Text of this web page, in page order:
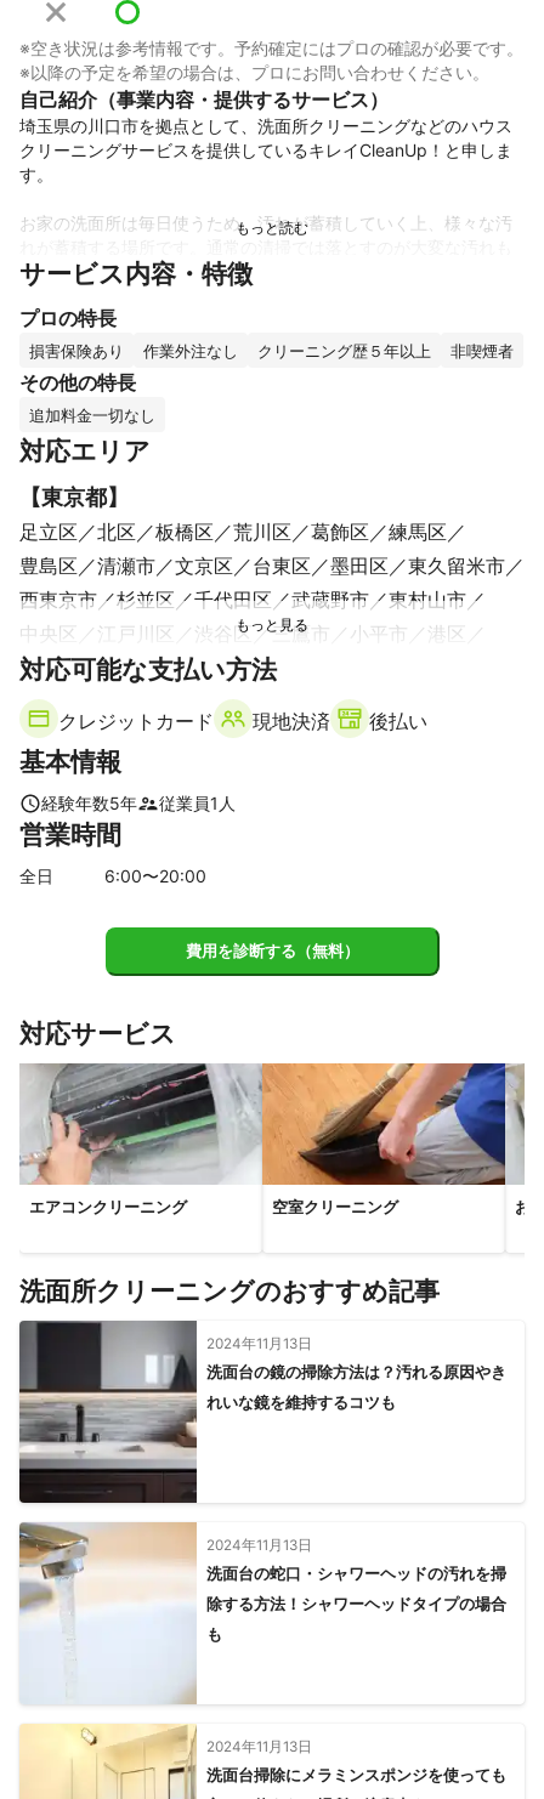
※空き状況は参考情報です。予約確定にはプロの確認が必要です。
※以降の予定を希望の場合は、プロにお問い合わせください。
自己紹介（事業内容・提供するサービス）
埼玉県の川口市を拠点として、洗面所クリーニングなどのハウス
クリーニングサービスを提供しているキレイCleanUp！と申しま
す。
お家の洗面所は毎日使うため、汚れが蓄積していく上、様々な汚
プロの手ならば、しっかりとキレイにできます。大手の時間で区
により、キレイに仕上げることをモットーとしている当店にお任
せください！
他社に負けないサービスを心掛けていますので一度お試しいただ
けますと幸いです。
アピールポイント
お客様の設備や汚れ具合により施工時間は違ってきます。大手の
ように時間だけ区切った施工でなくキレイに仕上げることをモッ
トーに頑張っています。
サービス内容・特徴
プロの特長
損害保険あり 作業外注なし クリーニング歴５年以上 非喫煙者
その他の特長
追加料金一切なし
対応エリア
【東京都】
足立区 北区 板橋区 荒川区 葛飾区
練馬区
豊島区
清瀬市 文京区 台東区 墨田区
東久留米市
西東京市
杉並区 千代田区 武蔵野市
東村山市
中央区
江戸川区 渋谷区 三鷹市 小平市
港区
小金井市
東大和市 江東区
国分寺市
武蔵村山市 狛江市
【千葉県】
野田市 流山市
市川市
白井市
【埼玉県】
春日部市 宮代町 杉戸町
川口市 桶川市 草加市 蕨市
戸田市
八潮市 志木市 富士見市 三郷市
加須市
川越市
新座市
所沢市
狭山市 鶴ヶ島市 東松山市 滑川町
鳩山町
日高市
入間市 毛呂山町 嵐山町 熊谷市
茨城県】
境町 坂東市 守谷市 古河市
八千代町
つくばみらい市
取手市 下妻市 結城市
対応可能な支払い方法
クレジットカード 現地決済 後払い
基本情報
経験年数5年 従業員1 人
営業時間
全日 6:00〜20:00
費用を診断する（無料）
対応サービス
エアコンクリーニング 空室クリーニング お
洗面所クリーニングのおすすめ記事
2024年11月13日
洗面台の鏡の掃除方法は？汚れる原因やき
れいな鏡を維持するコツも
2024年11月13日
洗面台の蛇口・シャワーヘッドの汚れを掃
除する方法！シャワーヘッドタイプの場合
も
2024年11月13日
洗面台掃除にメラミンスポンジを使っても